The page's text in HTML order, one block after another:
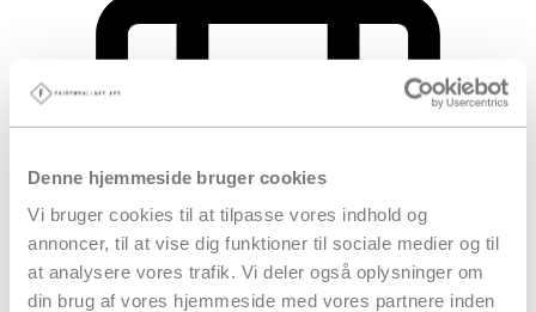
Denne hjemmeside bruger cookies
Vi bruger cookies til at tilpasse vores indhold og
annoncer, til at vise dig funktioner til sociale medier og til
at analysere vores trafik. Vi deler også oplysninger om
din brug af vores hjemmeside med vores partnere inden